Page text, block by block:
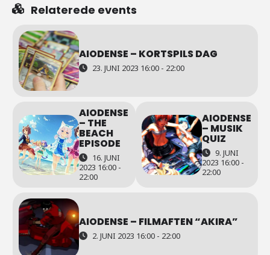
Relaterede events
AIODENSE – KORTSPILS DAG
23. JUNI 2023 16:00 - 22:00
AIODENSE
– THE
BEACH
EPISODE
16. JUNI
2023 16:00 -
22:00
AIODENSE
– MUSIK
QUIZ
9. JUNI
2023 16:00 -
22:00
AIODENSE – FILMAFTEN “AKIRA”
2. JUNI 2023 16:00 - 22:00